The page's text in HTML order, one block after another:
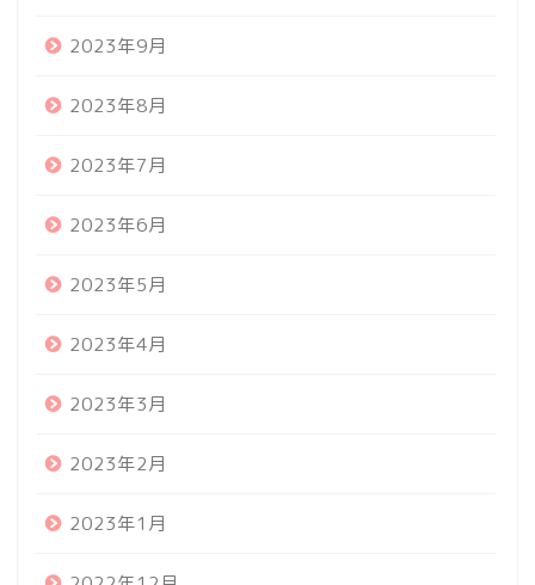
2023年9月
2023年8月
2023年7月
2023年6月
2023年5月
2023年4月
2023年3月
2023年2月
2023年1月